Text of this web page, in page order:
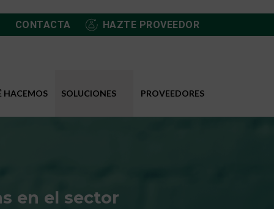
CONTACTA HAZTE PROVEEDOR
HACEMOS SOLUCIONES PROVEEDORES
en el sector